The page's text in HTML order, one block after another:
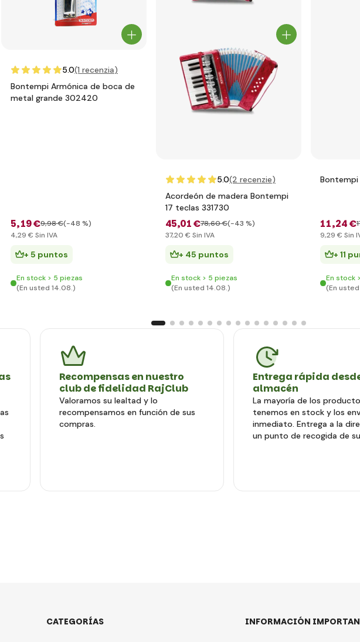
5.0(1 recenzia)
Bontempi Armónica de boca de
metal grande 302420
5,19 €9,98 €(-48 %)
4,29 € Sin IVA
+ 5 puntos
En stock > 5 piezas
(En usted 14.08.)
5.0(2 recenzie)
Acordeón de madera Bontempi
17 teclas 331730
45,01 €78,60 €(-43 %)
37,20 € Sin IVA
+ 45 puntos
En stock > 5 piezas
(En usted 14.08.)
11,24 €
9,29 € Sin
+ 11
En stock
(En
Recompensas en nuestro
club de fidelidad RajClub
Valoramos su lealtad y lo
recompensamos en función de sus
compras.
Entrega rápida
almacén
La mayoría de los
tenemos en stock y los
inmediato. Entrega a la
un punto de recogida de
CATEGORÍAS INFORMACIÓN